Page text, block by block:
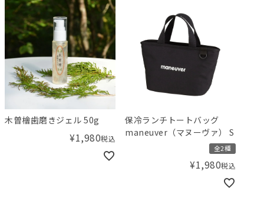
木曽檜歯磨きジェル 50g
¥1,980税込
保冷ランチトートバッグ
maneuver（マヌーヴァ） S
全2種
¥1,980税込